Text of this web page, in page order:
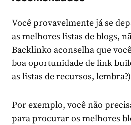
Você provavelmente já se
as melhores listas de blogs,
Backlinko aconselha que
boa oportunidade de link
as listas de recursos,
Por exemplo, você não
para procurar os melhores